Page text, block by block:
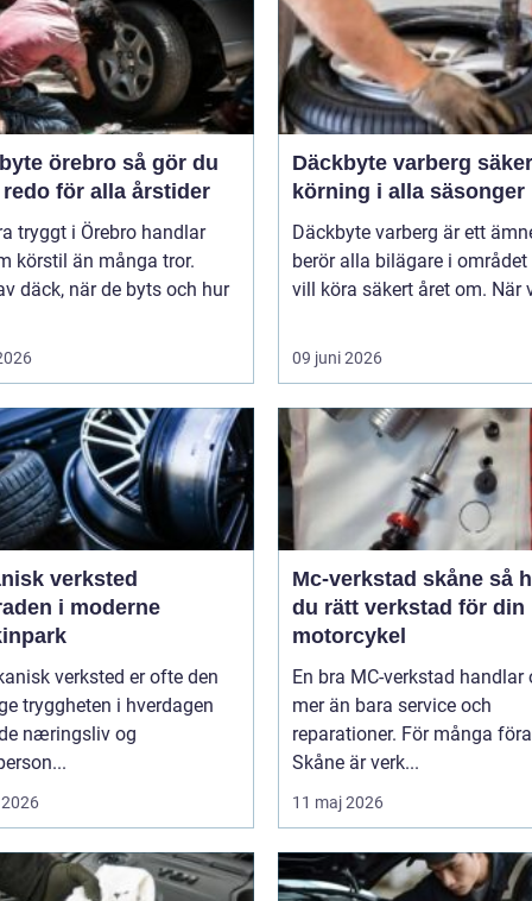
örebro så gör du
för alla årstider
tryggt i Örebro handlar
körstil än många tror.
däck, när de byts och hur
Däckbyte varberg säker
körning i alla säsonger
Däckbyte varberg är ett
berör alla bilägare i
vill köra säkert året om. När
09 juni 2026
verksted
i moderne
verksted er ofte den
tryggheten i hverdagen
næringsliv og
Mc-verkstad skåne så hittar
du rätt verkstad för din
motorcykel
En bra MC-verkstad handlar
mer än bara service och
reparationer. För många
Skåne är verk...
11 maj 2026